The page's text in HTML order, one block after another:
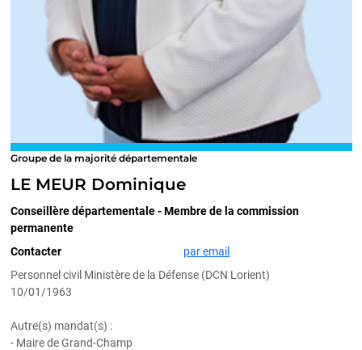
Groupe de la majorité départementale
LE MEUR Dominique
Conseillère départementale - Membre de la commission
permanente
Contacter
par email
Personnel civil Ministère de la Défense (DCN Lorient)
10/01/1963
Autre(s) mandat(s) :
- Maire de Grand-Champ